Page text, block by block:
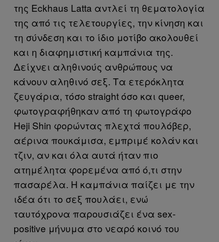
της Eckhaus Latta αντλεί τη θεματολογία
της από τις τελετουργίες, την κίνηση και
τη σύνδεση και το ίδιο μοτίβο ακολουθεί
και η διαφημιστική καμπάνια της.
Δείχνει αληθινούς ανθρώπους να
κάνουν αληθινό σεξ. Τα ετερόκλητα
ζευγάρια, τόσο straight όσο και queer,
φωτογραφήθηκαν από τη φωτογράφο
Heji Shin φορώντας πλεχτά πουλόβερ,
αέρινα πουκάμισα, εμπριμέ κολάν και
τζιν, αν και όλα αυτά ήταν πιο
ατημέλητα φορεμένα από ό,τι στην
πασαρέλα. Η καμπάνια παίζει με την
ιδέα ότι το σεξ πουλάει, ενώ
ταυτόχρονα παρουσιάζει ένα sex-
positive μήνυμα στο νεαρό κοινό του